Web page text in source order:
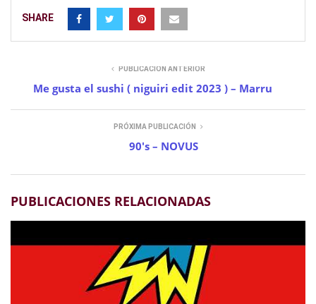
SHARE
PUBLICACIÓN ANTERIOR
Me gusta el sushi ( niguiri edit 2023 ) – Marru
PRÓXIMA PUBLICACIÓN
90's – NOVUS
PUBLICACIONES RELACIONADAS